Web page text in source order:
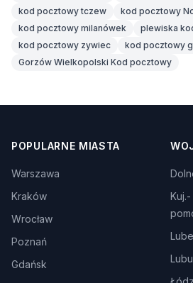
kod pocztowy tczew
kod pocztowy
kod pocztowy milanówek
plewiska
kod pocztowy zywiec
kod pocztowy
Gorzów Wielkopolski Kod pocztowy
POPULARNE MIASTA
Warszawa
Kraków
Wrocław
Poznań
Gdańsk
Kuj.-